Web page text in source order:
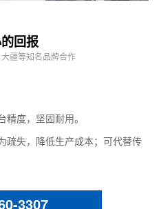
回报
疆等知名品牌合作
度，坚固耐用。
疏失，降低生产成本；可代替传
3307